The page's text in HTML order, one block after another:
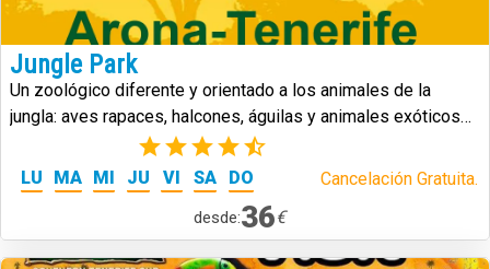
Jungle Park
Un zoológico diferente y orientado a los animales de la
jungla: aves rapaces, halcones, águilas y animales exóticos
(5)
LU MA MI JU VI SA DO Cancelación Gratuita.
desde:36€